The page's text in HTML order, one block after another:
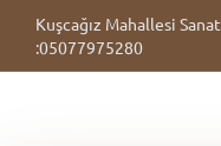
Kuşcağız Mahallesi
:05077975280